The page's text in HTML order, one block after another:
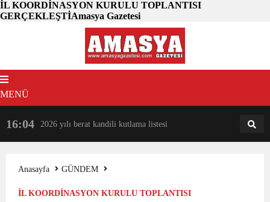
İL KOORDİNASYON KURULU TOPLANTISI
GERÇEKLEŞTİAmasya Gazetesi
MENÜ
16:04 2026 yılı berat kandili kutlama listesi 18:31
Anasayfa
GÜNDEM
İL KOORDİNASYON KURULU TOPLANTISI